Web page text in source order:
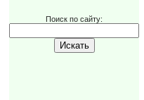
Поиск по сайту: